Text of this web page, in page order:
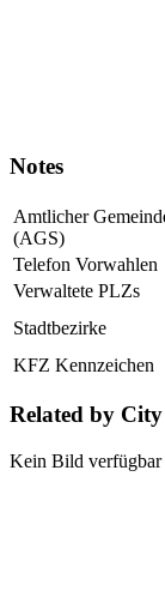
Notes
Amtlicher
(AGS)
Telefon Vorwahlen
Verwaltete PLZs
Stadtbezirke
KFZ Kennzeichen
Related by
Kein Bild verfügbar